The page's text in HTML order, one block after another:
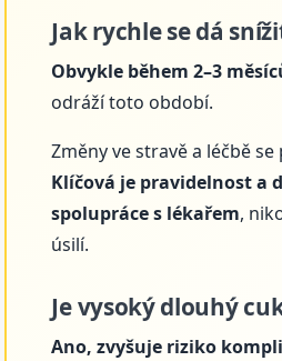
Jak rychle se dá
Obvykle během 2–3
odráží toto období.
Změny ve stravě a léčbě
Klíčová je pravidelnost a
spolupráce s lékařem,
úsilí.
Je vysoký dlouhý
Ano, zvyšuje riziko